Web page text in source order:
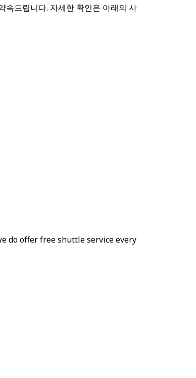
속드립니다. 자세한 확인은 아래의 사
do offer free shuttle service every